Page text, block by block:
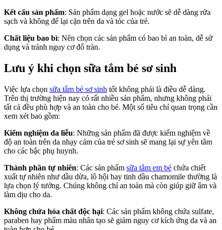
Kết cấu sản phẩm: Sản phẩm dạng gel hoặc nước sẽ dễ dàng rửa
sạch và không để lại cặn trên da và tóc của trẻ.
Chất liệu bao bì: Nên chọn các sản phẩm có bao bì an toàn, dễ sử
dụng và tránh nguy cơ đổ tràn.
Lưu ý khi chọn sữa tắm bé sơ sinh
Việc lựa chọn sữa tắm bé sơ sinh tốt không phải là điều dễ dàng.
Trên thị trường hiện nay có rất nhiều sản phẩm, nhưng không phải
tất cả đều phù hợp và an toàn cho bé. Một số tiêu chí quan trọng cần
xem xét bao gồm:
Kiểm nghiệm da liễu: Những sản phẩm đã được kiểm nghiệm về
độ an toàn trên da nhạy cảm của trẻ sơ sinh sẽ mang lại sự yên tâm
cho các bậc phụ huynh.
Thành phần tự nhiên: Các sản phẩm sữa tắm em bé chứa chiết
xuất tự nhiên như dầu dừa, lô hội hay tinh dầu chamomile thường là
lựa chọn lý tưởng. Chúng không chỉ an toàn mà còn giúp giữ ẩm và
làm dịu cho da.
Không chứa hóa chất độc hại: Các sản phẩm không chứa sulfate,
paraben hay phẩm màu nhân tạo sẽ giảm nguy cơ kích ứng da và an